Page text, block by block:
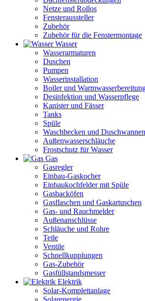
Netze und Rollos
Fensteraussteller
Zubehör
Zubehör für die Fenstermontage
Wasser
Wasserarmaturen
Duschen
Pumpen
Wasserinstallation
Boiler und
Desinfektion und Wasserpflege
Kanister und Fässer
Tanks
Spüle
Waschbecken und Duschwannen
Außenwasserschläuche
Frostschutz für Wasser
Gas
Gasregler
Einbau-Gaskocher
Einbaukochfelder mit Spüle
Gasbacköfen
Gasflaschen und Gaskartuschen
Gas- und Rauchmelder
Außenanschlüsse
Schläuche und Rohre
Teile
Ventile
Schnellkupplungen
Gas-Zubehör
Gasfüllstandsmesser
Elektrik
Solar-Komplettanlage
Solarenergie